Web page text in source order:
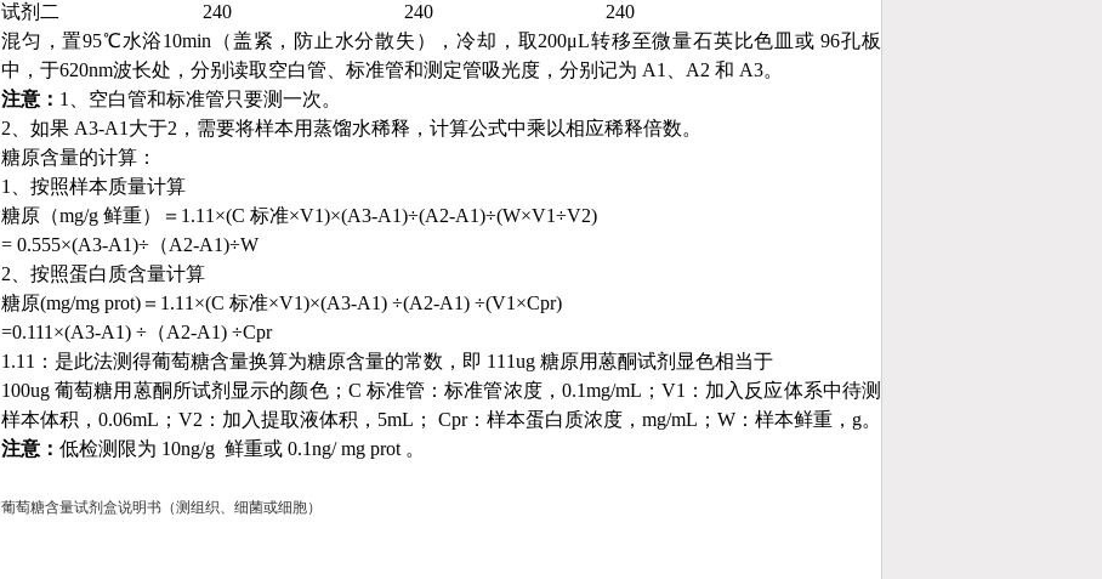
试剂二
240 240
240
混匀，置95℃水浴10min（盖紧，防止水分散失），冷却，取200μL转移至微量石英比色皿或 96孔板
中，于620nm波长处，分别读取空白管、标准管和测定管吸光度，分别记为 A1、A2 和 A3。
注意： 1、空白管和标准管只要测一次。
2、如果 A3-A1大于2，需要将样本用蒸馏水稀释，计算公式中乘以相应稀释倍数。
糖原含量的计算：
1、按照样本质量计算
糖原（mg/g 鲜重）＝1.11×(C 标准×V1)×(A3-A1)÷(A2-A1)÷(W×V1÷V2)
= 0.555×(A3-A1)÷（A2-A1)÷W
2、按照蛋白质含量计算
糖原(mg/mg prot)＝1.11×(C 标准×V1)×(A3-A1) ÷(A2-A1) ÷(V1×Cpr)
=0.111×(A3-A1) ÷（A2-A1) ÷Cpr
1.11：是此法测得葡萄糖含量换算为糖原含量的常数，即 111ug 糖原用蒽酮试剂显色相当于
100ug 葡萄糖用蒽酮所试剂显示的颜色；C 标准管：标准管浓度，0.1mg/mL；V1：加入反应体系中待测
样本体积，0.06mL；V2：加入提取液体积，5mL； Cpr：样本蛋白质浓度，mg/mL；W：样本鲜重，g。
注意： 低检测限为 10ng/g 鲜重或 0.1ng/ mg prot 。
葡萄糖含量试剂盒说明书（测组织、细菌或细胞）